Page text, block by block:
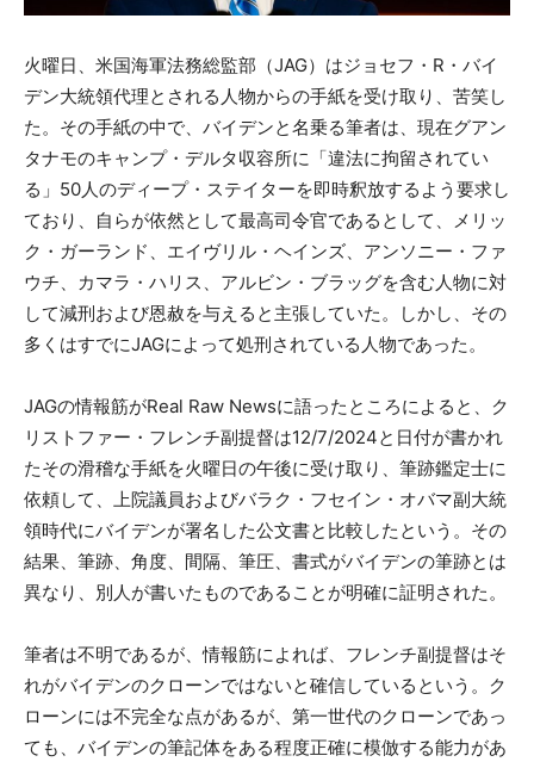
火曜日、米国海軍法務総監部（JAG）はジョセフ・R・バイ
デン大統領代理とされる人物からの手紙を受け取り、苦笑し
た。その手紙の中で、バイデンと名乗る筆者は、現在グアン
タナモのキャンプ・デルタ収容所に「違法に拘留されてい
る」50人のディープ・ステイターを即時釈放するよう要求し
ており、自らが依然として最高司令官であるとして、メリッ
ク・ガーランド、エイヴリル・ヘインズ、アンソニー・ファ
ウチ、カマラ・ハリス、アルビン・ブラッグを含む人物に対
して減刑および恩赦を与えると主張していた。しかし、その
多くはすでにJAGによって処刑されている人物であった。
JAGの情報筋がReal Raw Newsに語ったところによると、ク
リストファー・フレンチ副提督は12/7/2024と日付が書かれ
たその滑稽な手紙を火曜日の午後に受け取り、筆跡鑑定士に
依頼して、上院議員およびバラク・フセイン・オバマ副大統
領時代にバイデンが署名した公文書と比較したという。その
結果、筆跡、角度、間隔、筆圧、書式がバイデンの筆跡とは
異なり、別人が書いたものであることが明確に証明された。
筆者は不明であるが、情報筋によれば、フレンチ副提督はそ
れがバイデンのクローンではないと確信しているという。ク
ローンには不完全な点があるが、第一世代のクローンであっ
ても、バイデンの筆記体をある程度正確に模倣する能力があ